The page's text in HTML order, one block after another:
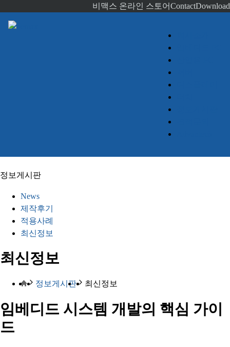
비맥스 온라인 스토어ContactDownload
정보게시판
News
제작후기
적용사례
최신정보
최신정보
정보게시판 최신정보
임베디드 시스템 개발의 핵심 가이
드